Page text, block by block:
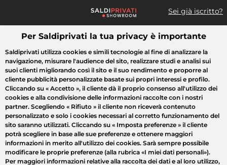
Sei già iscritto?
Cosa cerchi?
Tutte le vendite Moda Casa Bellezza Elettrodomestici
Per Saldiprivati la tua privacy è importante
Saldiprivati utilizza cookies e simili tecnologie al fine di analizzare la
navigazione, misurare l'audience del sito, realizzare studi e analisi sui
suoi clienti migliorando così il sito e il suo rendimento e proporre al
cliente pubblicità personalizzate basate sui propri interessi e profilo.
Cliccando su « Accetto », il cliente dà il proprio consenso all'utilizzo dei
cookies e alla condivisione delle informazioni raccolte con i nostri
partner. Scegliendo « Rifiuto » il cliente non riceverà contenuto
personalizzato e solo i cookies necessari al corretto funzionamento del
sito saranno utilizzati. Cliccando su « Imposta preferenze » il cliente
potrà scegliere in base alle sue preferenze e ottenere maggiori
informazioni in merito all'utilizzo dei cookies. Sarà sempre possibile
modificare le proprie preferenze (alla rubrica «I miei dati personali»).
Per maggiori informazioni relative alla raccolta dei dati e al loro utilizzo,